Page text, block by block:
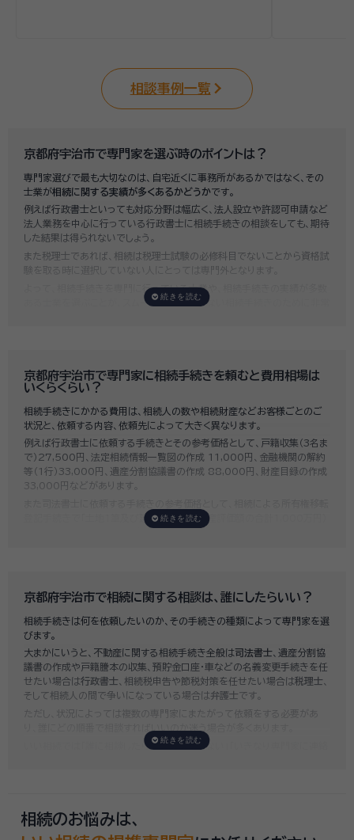
相談事例一覧
京都府宇治市で専門家を選ぶ時のポイントは？
専門家選びで最も大切なのは、自宅近くに事務所があるかではなく、その
士業が相続に関する実績が多くあるかどうかです。
例えば行政書士といっても対応分野は幅広く、法人設立や許認可申請など
法人業務を中心に行っている行政書士に相続手続きの相談をしても、期待
した結果は得られないでしょう。
また税理士であれば、相続は税理士試験の必修科目でないことから資格試
験を取る時に選択していない人にとっては専門外となります。
よって、相続手続きを専門に行っている士業や、相続手続きの実績が多数
ある士業を選ぶことが、スムーズで間違いのない相続手続きのために非常
京都府宇治市で専門家に相続手続きを頼むと費用相場は
いくらくらい？
相続手続きにかかる費用は、相続人の数や相続財産などお客様ごとのご
状況と、依頼する内容、依頼先によって大きく異なります。
例えば行政書士に依頼する手続きとその参考価格として、戸籍収集（3名ま
で）27,500円、法定相続情報一覧図の作成 11,000円、金融機関の解約
等（1行）33,000円、遺産分割協議書の作成 88,000円、財産目録の作成
33,000円などがあります。
登記手続きで「土地1筆及び建物1棟（固定資産評価額の合計1,000万円）
せると100万円近くかそれ以上費用がかかってしまう場合もあるなど、非
いい相続では、お客様ごとに必要な相続手続きを明らかにし、無料で見積
もり をお出ししております。予算に合わせてご自身で対応できないものの
み依頼することも可能ですので、まずはお気軽にご相談ください。
京都府宇治市で相続に関する相談は、誰にしたらいい？
相続手続きは何を依頼したいのか、その手続きの種類によって専門家を選
びます。
大まかにいうと、不動産に関する相続手続き全般は司法書士 、遺産分割協
議書の作成や戸籍謄本の収集、預貯金口座・車などの名義変更手続きを任
せたい場合は行政書士 、相続税申告や節税対策を任せたい場合は税理士
そして相続人の間で争いになっている場合は弁護士です。
ただし、状況によっては複数の専門家にまたがって依頼をする必要があ
いい相続では「誰に相談したらいいかわからない」「いきなり専門家に連絡
相続のお悩みは、